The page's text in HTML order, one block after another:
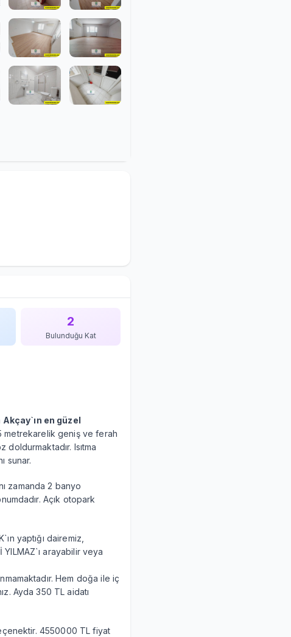
2
Bulunduğu Kat
en güzel
metrekarelik geniş ve ferah
Isıtma
sunar.
zamanda 2 banyo
Açık otopark
yaptığı dairemiz,
arayabilir veya
Hem doğa ile iç
Ayda 350 TL aidatı
4550000 TL fiyat